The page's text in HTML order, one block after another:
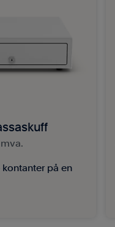
kontanter på en